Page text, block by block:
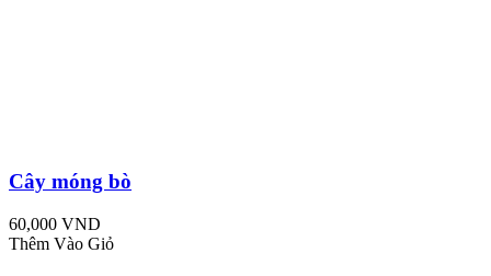
Cây móng bò
60,000 VND
Thêm Vào Giỏ